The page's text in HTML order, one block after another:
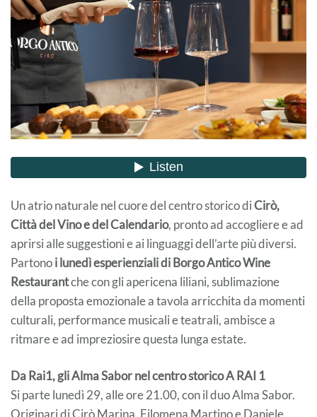
Un atrio naturale nel cuore del centro storico diCirò,
Città del Vino e del Calendario, pronto ad accogliere e ad
aprirsi alle suggestioni e ai linguaggi dell’arte più diversi.
Partonoi lunedì esperienziali di Borgo Antico Wine
Restaurantche con gli apericena liliani, sublimazione
della proposta emozionale a tavola arricchita da momenti
culturali, performance musicali e teatrali, ambisce a
ritmare e ad impreziosire questa lunga estate.
Da Rai1, gli Alma Sabor nel centro storico A RAI 1
Si parte lunedì 29, alle ore 21.00, con il duo Alma Sabor.
Originari di Cirò Marina, Filomena Martino e Daniele